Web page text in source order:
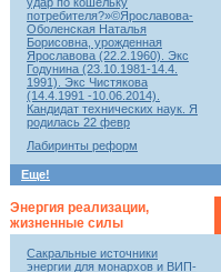
потребителя?»©Ярославова-
Оболенская Наталья
Борисовна, урожденная
Ярославова (22.2.1960). Экс
Годунина (23.10.1981-14.4.
1991). Экс Чистякова
(14.4.1991 -10.06.2014).
Кандидат технических наук. Я
родилась 22 февр
Лабиринты реформ
Еще!
Энергия реализации,
жизненные силы
Сакральные источники
энергии для монархов и ВИП-